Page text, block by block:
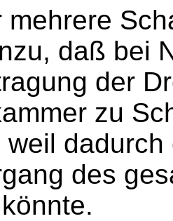
mehrere
daß bei
der
zu
weil
des